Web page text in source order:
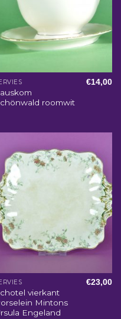
roomwit
€14,00
vierkant
Mintons
Engeland
€23,00